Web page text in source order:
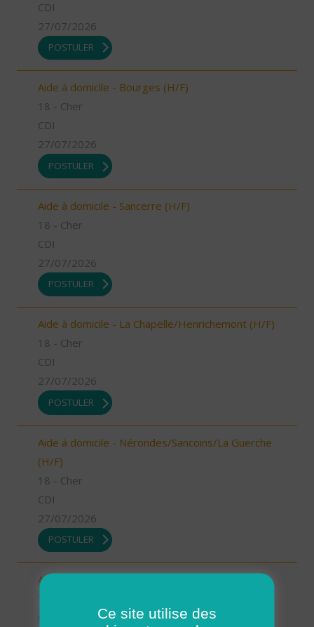
CDI
27/07/2026
POSTULER
Aide à domicile - Bourges (H/F)
18 - Cher
CDI
27/07/2026
POSTULER
Aide à domicile - Sancerre (H/F)
18 - Cher
CDI
27/07/2026
POSTULER
Aide à domicile - La Chapelle/Henrichemont (H/F)
18 - Cher
CDI
27/07/2026
POSTULER
Aide à domicile - Nérondes/Sancoins/La Guerche
(H/F)
18 - Cher
CDI
27/07/2026
POSTULER
Aide à domicile - Léré/Vailly (H/F)
Ce site utilise des